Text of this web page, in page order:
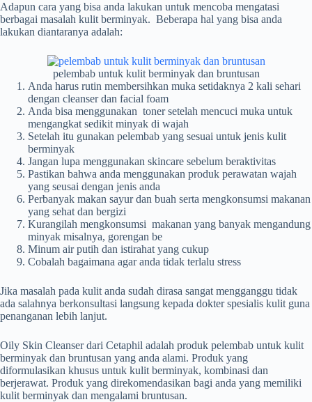
Adapun cara yang bisa anda lakukan untuk mencoba mengatasi
berbagai masalah kulit berminyak. Beberapa hal yang bisa anda
lakukan diantaranya adalah:
pelembab untuk kulit berminyak dan bruntusan
Anda harus rutin membersihkan muka setidaknya 2 kali sehari
dengan cleanser dan facial foam
Anda bisa menggunakan toner setelah mencuci muka untuk
mengangkat sedikit minyak di wajah
Setelah itu gunakan pelembab yang sesuai untuk jenis kulit
berminyak
Jangan lupa menggunakan skincare sebelum beraktivitas
Pastikan bahwa anda menggunakan produk perawatan wajah
yang seusai dengan jenis anda
Perbanyak makan sayur dan buah serta mengkonsumsi makanan
yang sehat dan bergizi
Kurangilah mengkonsumsi makanan yang banyak mengandung
minyak misalnya, gorengan be
Minum air putih dan istirahat yang cukup
Cobalah bagaimana agar anda tidak terlalu stress
Jika masalah pada kulit anda sudah dirasa sangat mengganggu tidak
ada salahnya berkonsultasi langsung kepada dokter spesialis kulit guna
penanganan lebih lanjut.
Oily Skin Cleanser dari Cetaphil adalah produk pelembab untuk kulit
berminyak dan bruntusan yang anda alami. Produk yang
diformulasikan khusus untuk kulit berminyak, kombinasi dan
berjerawat. Produk yang direkomendasikan bagi anda yang memiliki
kulit berminyak dan mengalami bruntusan.